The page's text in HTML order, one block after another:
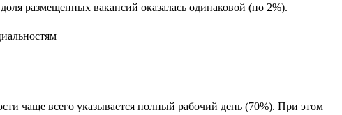
размещенных вакансий оказалась одинаковой (по 2%).
чаще всего указывается полный рабочий день (70%). При этом